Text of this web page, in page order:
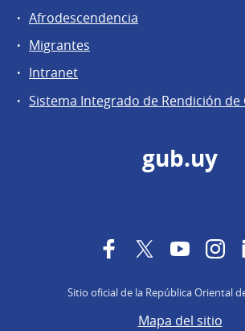
Afrodescendencia
Migrantes
Intranet
Sistema Integrado de Rendición de
gub.uy
FacebookTwitterYouTube
Sitio oficial de la República Oriental
Mapa del sitio